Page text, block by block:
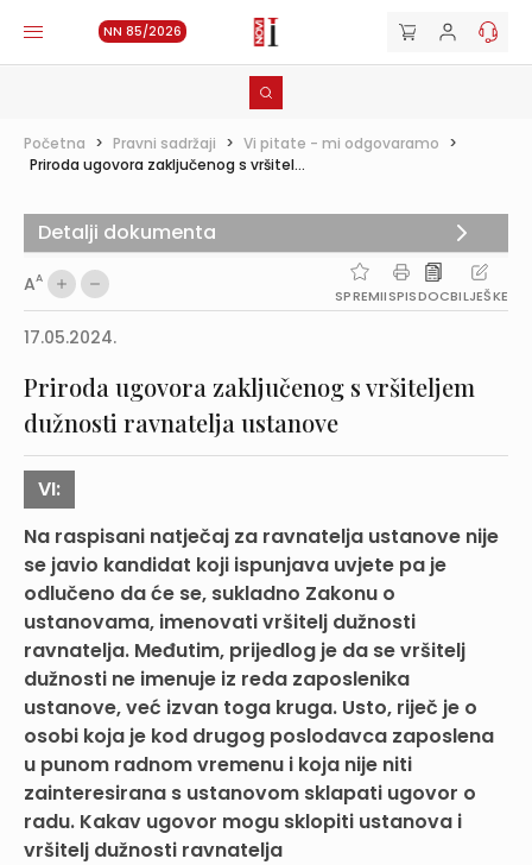
NN 85/2026
Početna > Pravni sadržaji > Vi pitate - mi odgovaramo >
Priroda ugovora zaključenog s vršitel...
AA
SPREMIISPISDOCBILJEŠKE
17.05.2024.
Priroda ugovora zaključenog s vršiteljem
dužnosti ravnatelja ustanove
VI:
Na raspisani natječaj za ravnatelja ustanove nije
se javio kandidat koji ispunjava uvjete pa je
odlučeno da će se, sukladno Zakonu o
ustanovama, imenovati vršitelj dužnosti
ravnatelja. Međutim, prijedlog je da se vršitelj
dužnosti ne imenuje iz reda zaposlenika
ustanove, već izvan toga kruga. Usto, riječ je o
osobi koja je kod drugog poslodavca zaposlena
u punom radnom vremenu i koja nije niti
zainteresirana s ustanovom sklapati ugovor o
radu. Kakav ugovor mogu sklopiti ustanova i
vršitelj dužnosti ravnatelja
Detalji dokumenta